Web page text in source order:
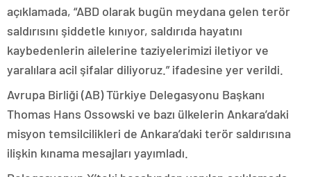
açıklamada, “ABD olarak bugün meydana gelen terör
saldırısını şiddetle kınıyor, saldırıda hayatını
kaybedenlerin ailelerine taziyelerimizi iletiyor ve
yaralılara acil şifalar diliyoruz.” ifadesine yer verildi.
Avrupa Birliği (AB) Türkiye Delegasyonu Başkanı
Thomas Hans Ossowski ve bazı ülkelerin Ankara’daki
misyon temsilcilikleri de Ankara’daki terör saldırısına
ilişkin kınama mesajları yayımladı.